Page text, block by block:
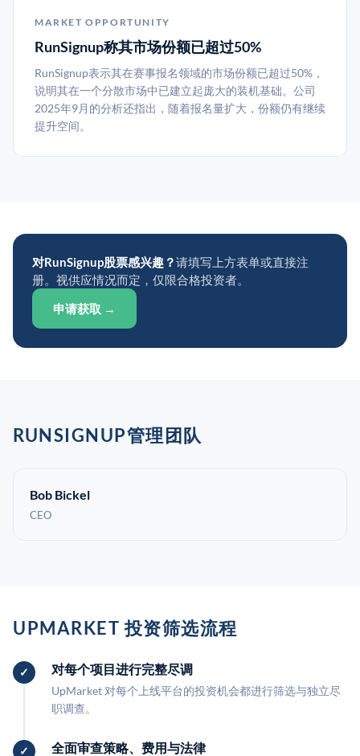
MARKET OPPORTUNITY
RunSignup称其市场份额已超过50%
RunSignup表示其在赛事报名领域的市场份额已超过50%，
说明其在一个分散市场中已建立起庞大的装机基础。公司
2025年9月的分析还指出，随着报名量扩大，份额仍有继续
提升空间。
对RunSignup股票感兴趣？请填写上方表单或直接注
册。视供应情况而定，仅限合格投资者。
申请获取 →
RUNSIGNUP管理团队
Bob Bickel
CEO
UPMARKET 投资筛选流程
对每个项目进行完整尽调
UpMarket 对每个上线平台的投资机会都进行筛选与独立尽
职调查。
全面审查策略、费用与法律